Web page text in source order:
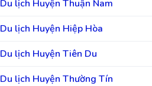
Du lịch Huyện Thuận Nam
Du lịch Huyện Hiệp Hòa
Du lịch Huyện Tiên Du
Du lịch Huyện Thường Tín